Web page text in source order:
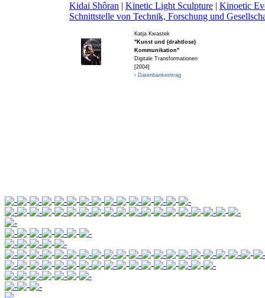
Kidai Shôran | Kinetic Light Sculpture | Kinoetic
Schnittstelle von Technik, Forschung und